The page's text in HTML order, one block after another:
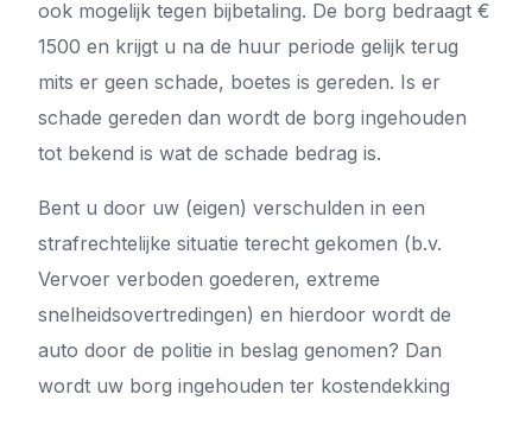
ook mogelijk tegen bijbetaling. De borg bedraagt €
1500 en krijgt u na de huur periode gelijk terug
mits er geen schade, boetes is gereden. Is er
schade gereden dan wordt de borg ingehouden
tot bekend is wat de schade bedrag is.
Bent u door uw (eigen) verschulden in een
strafrechtelijke situatie terecht gekomen (b.v.
Vervoer verboden goederen, extreme
snelheidsovertredingen) en hierdoor wordt de
auto door de politie in beslag genomen? Dan
wordt uw borg ingehouden ter kostendekking